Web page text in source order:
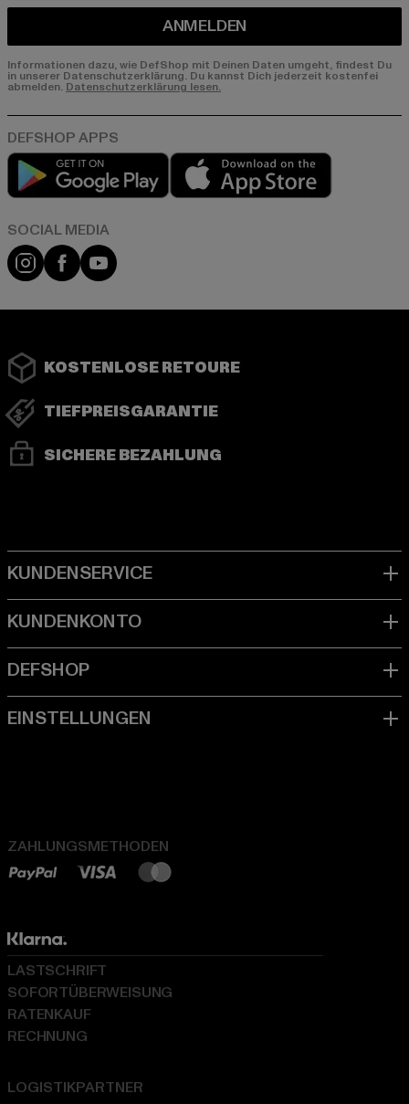
ANMELDEN
Informationen dazu, wie DefShop mit Deinen Daten umgeht, findest Du
in unserer Datenschutzerklärung. Du kannst Dich jederzeit kostenfei
abmelden. Datenschutzerklärung lesen.
Play market
Instagram
FacebookYouTube
KOSTENLOSE RETOURE
TIEFPREISGARANTIE
SICHERE BEZAHLUNG
ZAHLUNGSMETHODEN
LOGISTIKPARTNER
LASTSCHRIFT
SOFORTÜBERWEISUNG
RATENKAUF
RECHNUNG